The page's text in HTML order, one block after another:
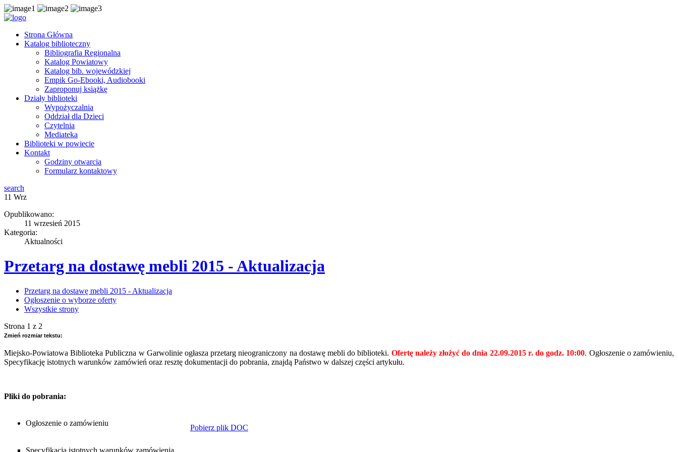
Strona Główna
Katalog biblioteczny
Bibliografia Regionalna
Katalog Powiatowy
Katalog bib. wojewódzkiej
Empik Go-Ebooki, Audiobooki
Zaproponuj książkę
Działy biblioteki
Wypożyczalnia
Oddział dla Dzieci
Czytelnia
Mediateka
Biblioteki w powiecie
Kontakt
Godziny otwarcia
Formularz kontaktowy
search
11 Wrz
Opublikowano:
11 wrzesień 2015
Kategoria:
Aktualności
Przetarg na dostawę mebli 2015 - Aktualizacja
Przetarg na dostawę mebli 2015 - Aktualizacja
Ogłoszenie o wyborze oferty
Wszystkie strony
Strona 1 z 2
Zmień rozmiar tekstu:
Miejsko-Powiatowa Biblioteka Publiczna w Garwolinie ogłasza przetarg nieograniczony na dostawę mebli do biblioteki. Ofertę należy złożyć do dnia 22.09.2015 r. do godz. 10:00. Ogłoszenie o zamówieniu,
Specyfikację istotnych warunków zamówień oraz resztę dokumentacji do pobrania, znajdą Państwo w dalszej części artykułu.
Pliki do pobrania:
Ogłoszenie o zamówieniu
Pobierz plik DOC
Specyfikacja istotnych warunków zamówienia